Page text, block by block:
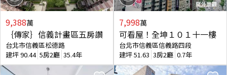
9,388萬
｛傳家｝信義計畫區五房讚
台北市信義區松德路
建坪90.44 5房2廳 35.4年
7,998萬
可看屋！全坤１０１十一樓
台北市信義區信義路四段
建坪51.63 3房2廳 0.7年